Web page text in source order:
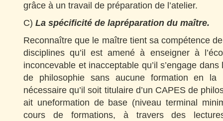
grâce à un travail de préparation de l’atelier.
C) La spécificité de lapréparation du maître.
Reconnaître que le maître tient sa compétence
disciplines qu’il est amené à enseigner à
inconcevable et inacceptable qu’il s’engage
de philosophie sans aucune formation en la
nécessaire qu’il soit titulaire d’un CAPES de
ait uneformation de base (niveau terminal
cours de formations, à travers des